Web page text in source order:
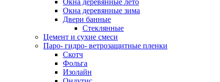
Окна деревянные лето
Окна деревянные зима
Двери банные
Стеклянные
Цемент и сухие смеси
Паро- гидро- ветрозащитные пленки
Скотч
Фольга
Изолайн